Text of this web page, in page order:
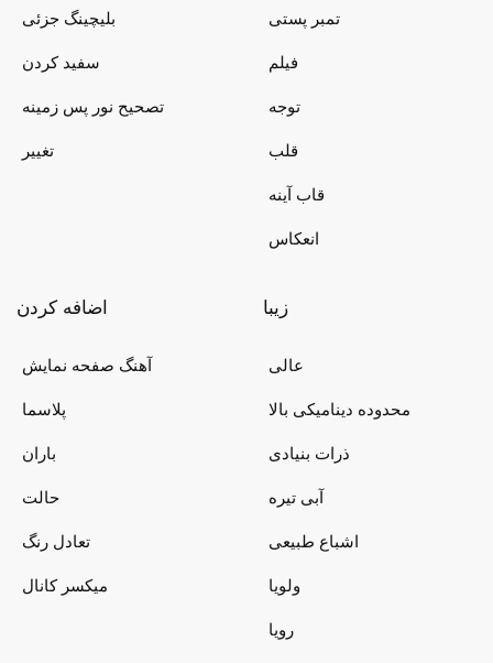
بلیچینگ جزئی
سفید کردن
تصحیح نور پس زمینه
تغییر
تمبر پستی
فیلم
توجه
قلب
قاب آینه
انعکاس
اضافه کردن
آهنگ صفحه نمایش
پلاسما
باران
حالت
تعادل رنگ
میکسر کانال
زیبا
عالی
محدوده دینامیکی بالا
ذرات بنیادی
آبی تیره
اشباع طبیعی
ولویا
رویا